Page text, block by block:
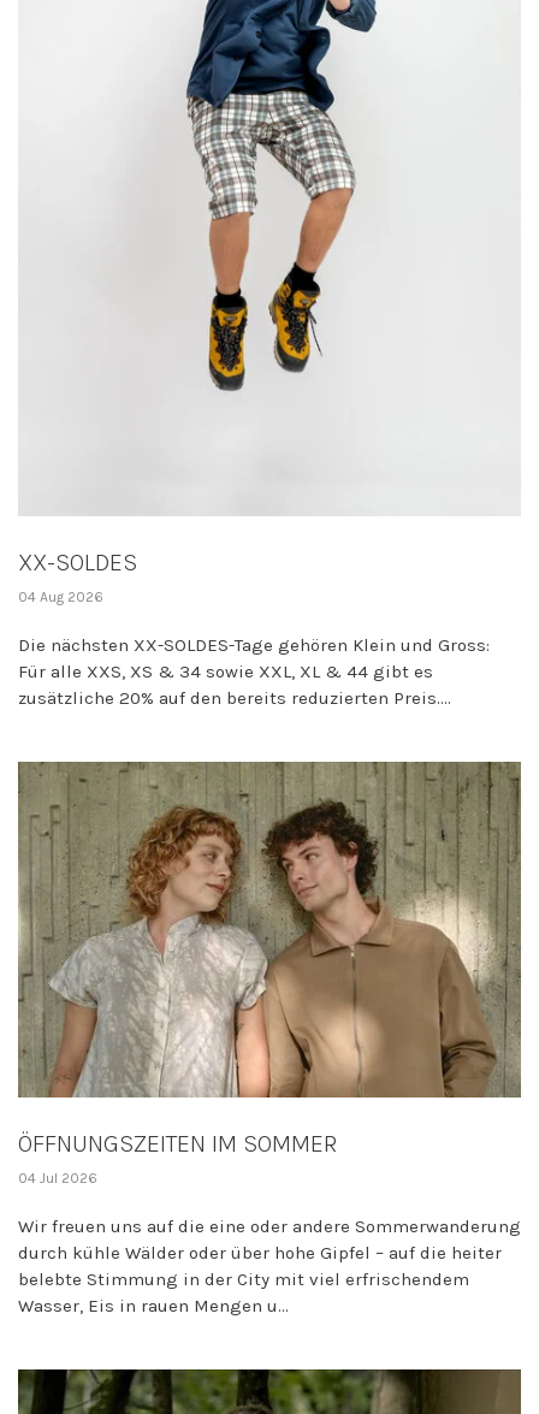
XX-SOLDES
04 Aug 2026
Die nächsten XX-SOLDES-Tage gehören Klein und Gross:
Für alle XXS, XS & 34 sowie XXL, XL & 44 gibt es
zusätzliche 20% auf den bereits reduzierten Preis....
ÖFFNUNGSZEITEN IM SOMMER
04 Jul 2026
Wir freuen uns auf die eine oder andere Sommerwanderung
durch kühle Wälder oder über hohe Gipfel – auf die heiter
belebte Stimmung in der City mit viel erfrischendem
Wasser, Eis in rauen Mengen u...